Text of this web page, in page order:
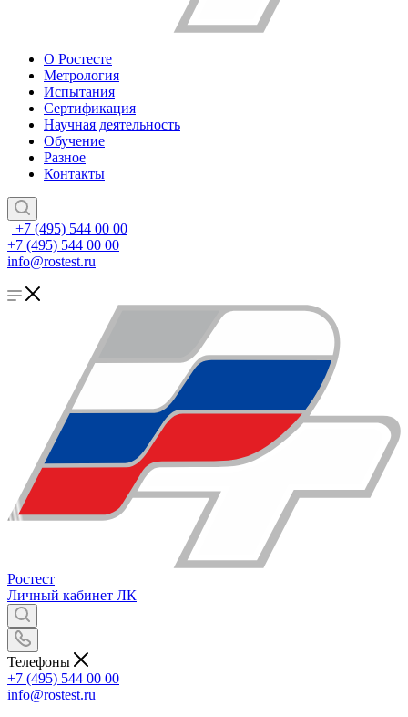
О Ростесте
Метрология
Испытания
Сертификация
Научная деятельность
Обучение
Разное
Контакты
+7 (495) 544 00 00
+7 (495) 544 00 00
info@rostest.ru
Ростест
Личный кабинет ЛК
Телефоны
+7 (495) 544 00 00
info@rostest.ru